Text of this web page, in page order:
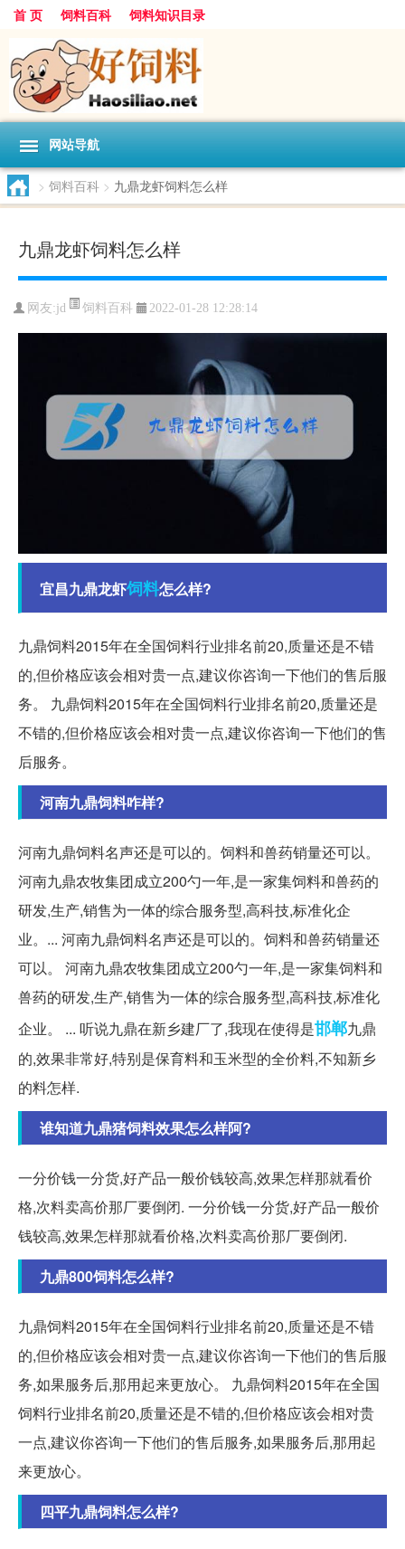
首 页 饲料百科 饲料知识目录
网站导航
> 饲料百科 > 九鼎龙虾饲料怎么样
九鼎龙虾饲料怎么样
网友:jd 饲料百科 2022-01-28 12:28:14
宜昌九鼎龙虾饲料怎么样?
九鼎饲料2015年在全国饲料行业排名前20,质量还是不错
的,但价格应该会相对贵一点,建议你咨询一下他们的售后服
务。 九鼎饲料2015年在全国饲料行业排名前20,质量还是
不错的,但价格应该会相对贵一点,建议你咨询一下他们的售
后服务。
河南九鼎饲料咋样?
河南九鼎饲料名声还是可以的。饲料和兽药销量还可以。
河南九鼎农牧集团成立200勺一年,是一家集饲料和兽药的
研发,生产,销售为一体的综合服务型,高科技,标准化企
业。... 河南九鼎饲料名声还是可以的。饲料和兽药销量还
可以。 河南九鼎农牧集团成立200勺一年,是一家集饲料和
兽药的研发,生产,销售为一体的综合服务型,高科技,标准化
企业。 ... 听说九鼎在新乡建厂了,我现在使得是邯郸九鼎
的,效果非常好,特别是保育料和玉米型的全价料,不知新乡
的料怎样.
谁知道九鼎猪饲料效果怎么样阿?
一分价钱一分货,好产品一般价钱较高,效果怎样那就看价
格,次料卖高价那厂要倒闭. 一分价钱一分货,好产品一般价
钱较高,效果怎样那就看价格,次料卖高价那厂要倒闭.
九鼎800饲料怎么样?
九鼎饲料2015年在全国饲料行业排名前20,质量还是不错
的,但价格应该会相对贵一点,建议你咨询一下他们的售后服
务,如果服务后,那用起来更放心。 九鼎饲料2015年在全国
饲料行业排名前20,质量还是不错的,但价格应该会相对贵
一点,建议你咨询一下他们的售后服务,如果服务后,那用起
来更放心。
四平九鼎饲料怎么样?